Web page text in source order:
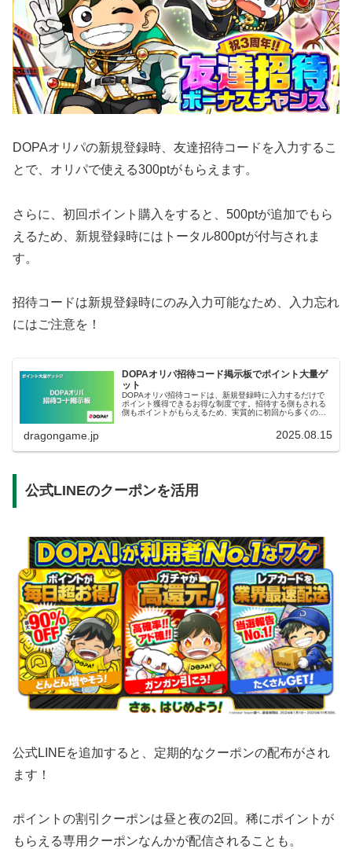
DOPAオリパの新規登録時、友達招待コードを入力するこ
とで、オリパで使える300ptがもらえます。
さらに、初回ポイント購入をすると、500ptが追加でもら
えるため、新規登録時にはトータル800ptが付与されま
す。
招待コードは新規登録時にのみ入力可能なため、入力忘れ
にはご注意を！
DOPAオリパ招待コード掲示板でポイント大量ゲ
ット
DOPAオリパ招待コードは、新規登録時に入力するだけで
ポイント獲得できるお得な制度です。招待する側もされる
側もポイントがもらえるため、実質的に初回から多くのオ
dragongame.jp 2025.08.15
公式LINEのクーポンを活用
公式LINEを追加すると、定期的なクーポンの配布がされ
ます！
ポイントの割引クーポンは昼と夜の2回。稀にポイントが
もらえる専用クーポンなんかが配信されることも。